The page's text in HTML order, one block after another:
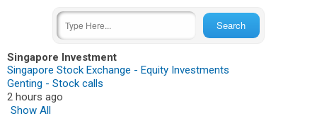
Singapore Investment
Singapore Stock Exchange - Equity Investments
Genting - Stock calls
2 hours ago
Show All